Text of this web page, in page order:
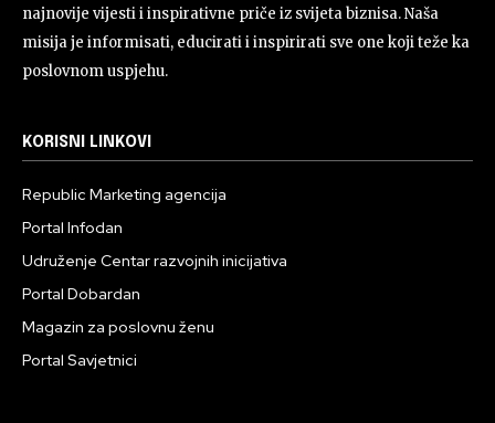
najnovije vijesti i inspirativne priče iz svijeta biznisa. Naša
misija je informisati, educirati i inspirirati sve one koji teže ka
poslovnom uspjehu.
KORISNI LINKOVI
Republic Marketing agencija
Portal Infodan
Udruženje Centar razvojnih inicijativa
Portal Dobardan
Magazin za poslovnu ženu
Portal Savjetnici